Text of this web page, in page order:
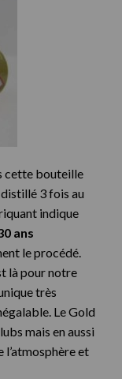
cette bouteille
3 fois au
indique
ans
le procédé.
là pour notre
très
Le Gold
mais en aussi
l’atmosphère et